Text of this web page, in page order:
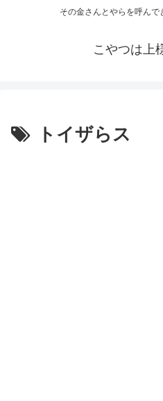
その金さんとやらを呼ん
こやつは上
トイザらス